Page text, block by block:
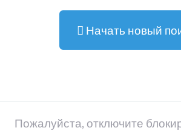
Начать новый
Пожалуйста, отключите